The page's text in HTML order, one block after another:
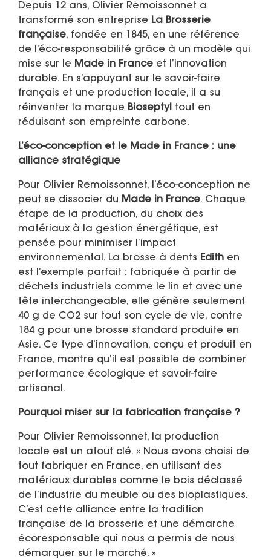
Depuis 12 ans, Olivier Remoissonnet a
transformé son entreprise La Brosserie
française, fondée en 1845, en une référence
de l’éco-responsabilité grâce à un modèle qui
mise sur le Made in France et l’innovation
durable. En s’appuyant sur le savoir-faire
français et une production locale, il a su
réinventer la marque Bioseptyl tout en
réduisant son empreinte carbone.
L’éco-conception et le Made in France : une
alliance stratégique
Pour Olivier Remoissonnet, l’éco-conception ne
peut se dissocier du Made in France. Chaque
étape de la production, du choix des
matériaux à la gestion énergétique, est
pensée pour minimiser l’impact
environnemental. La brosse à dents Edith en
est l’exemple parfait : fabriquée à partir de
déchets industriels comme le lin et avec une
tête interchangeable, elle génère seulement
40 g de CO2 sur tout son cycle de vie, contre
184 g pour une brosse standard produite en
Asie. Ce type d’innovation, conçu et produit en
France, montre qu’il est possible de combiner
performance écologique et savoir-faire
artisanal.
Pourquoi miser sur la fabrication française ?
Pour Olivier Remoissonnet, la production
locale est un atout clé. « Nous avons choisi de
tout fabriquer en France, en utilisant des
matériaux durables comme le bois déclassé
de l’industrie du meuble ou des bioplastiques.
C’est cette alliance entre la tradition
française de la brosserie et une démarche
écoresponsable qui nous a permis de nous
démarquer sur le marché. »